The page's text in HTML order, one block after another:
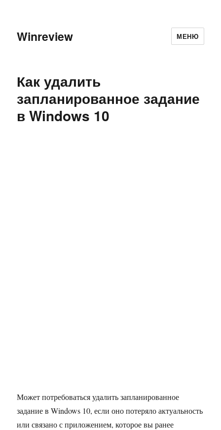
Winreview МЕНЮ
Как удалить
запланированное задание
в Windows 10
Может потребоваться удалить запланированное
задание в Windows 10, если оно потеряло актуальность
или связано с приложением, которое вы ранее